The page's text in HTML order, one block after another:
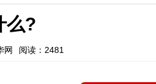
么?
网 阅读：2481